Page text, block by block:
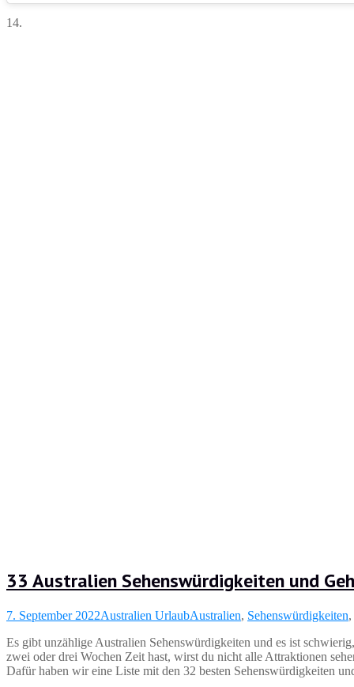
14.
33 Australien Sehenswürdigkeiten und
7. September 2022Australien UrlaubAustralien, Sehenswürdigkeiten,
Es gibt unzählige Australien Sehenswürdigkeiten und es ist
zwei oder drei Wochen Zeit hast, wirst du nicht alle Attraktionen
Dafür haben wir eine Liste mit den 32 besten Sehenswürdigkeiten